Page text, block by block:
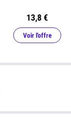
13,8 €
Voir l'offre